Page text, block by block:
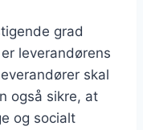
grad
leverandørens
skal
også sikre, at
og socialt